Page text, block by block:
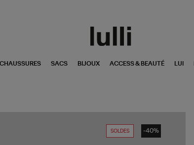
CHAUSSURES SACS BIJOUX ACCESS & BEAUTÉ LUI
SOLDES -40%